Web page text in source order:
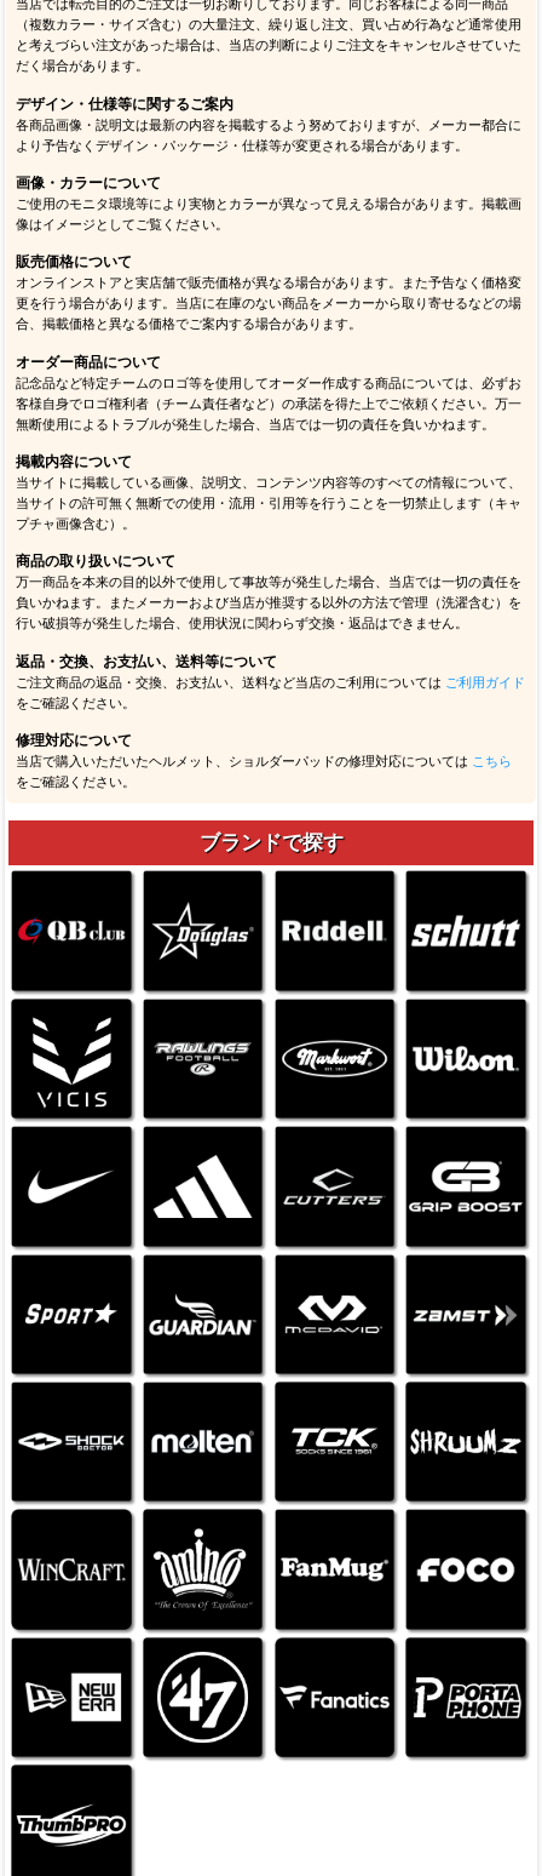
当店では転売目的のご注文は一切お断りしております。同じお客様による同一商品
（複数カラー・サイズ含む）の大量注文、繰り返し注文、買い占め行為など通常使用
と考えづらい注文があった場合は、当店の判断によりご注文をキャンセルさせていた
だく場合があります。
デザイン・仕様等に関するご案内
各商品画像・説明文は最新の内容を掲載するよう努めておりますが、メーカー都合に
より予告なくデザイン・パッケージ・仕様等が変更される場合があります。
画像・カラーについて
ご使用のモニタ環境等により実物とカラーが異なって見える場合があります。掲載画
像はイメージとしてご覧ください。
販売価格について
オンラインストアと実店舗で販売価格が異なる場合があります。また予告なく価格変
更を行う場合があります。当店に在庫のない商品をメーカーから取り寄せるなどの場
合、掲載価格と異なる価格でご案内する場合があります。
オーダー商品について
記念品など特定チームのロゴ等を使用してオーダー作成する商品については、必ずお
客様自身でロゴ権利者（チーム責任者など）の承諾を得た上でご依頼ください。万一
無断使用によるトラブルが発生した場合、当店では一切の責任を負いかねます。
掲載内容について
当サイトに掲載している画像、説明文、コンテンツ内容等のすべての情報について、
当サイトの許可無く無断での使用・流用・引用等を行うことを一切禁止します（キャ
プチャ画像含む）。
商品の取り扱いについて
万一商品を本来の目的以外で使用して事故等が発生した場合、当店では一切の責任を
負いかねます。またメーカーおよび当店が推奨する以外の方法で管理（洗濯含む）を
行い破損等が発生した場合、使用状況に関わらず交換・返品はできません。
返品・交換、お支払い、送料等について
ご注文商品の返品・交換、お支払い、送料など当店のご利用については ご利用ガイド
をご確認ください。
修理対応について
当店で購入いただいたヘルメット、ショルダーパッドの修理対応については こちら
をご確認ください。
ブランドで探す